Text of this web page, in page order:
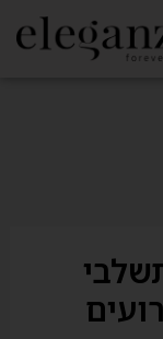
– כך תשלבי